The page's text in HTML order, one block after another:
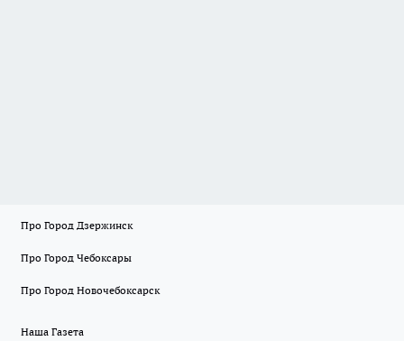
Про Город Дзержинск
Про Город Чебоксары
Про Город Новочебоксарск
Наша Газета